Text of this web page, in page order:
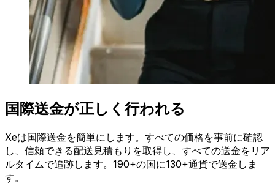
国際送金が正しく行われる
Xeは国際送金を簡単にします。すべての価格を事前に確認
し、信頼できる配送見積もりを取得し、すべての送金をリア
ルタイムで追跡します。190+の国に130+通貨で送金しま
す。